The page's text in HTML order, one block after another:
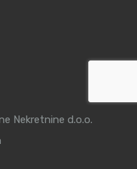
Nekretnine d.o.o.